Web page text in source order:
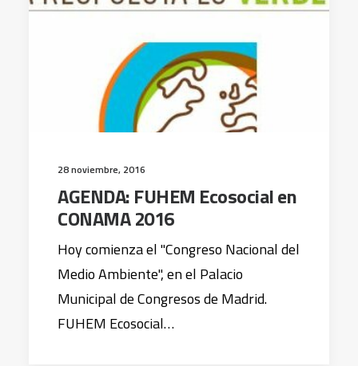
28 noviembre, 2016
AGENDA: FUHEM Ecosocial en
CONAMA 2016
Hoy comienza el "Congreso Nacional del
Medio Ambiente", en el Palacio
Municipal de Congresos de Madrid.
FUHEM Ecosocial…